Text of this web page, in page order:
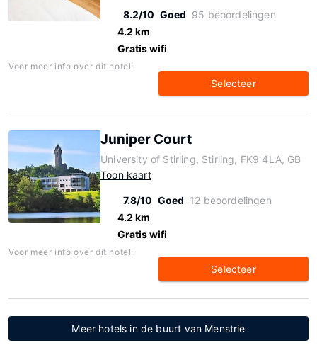
8.2/10 Goed 95 beoordelingen
4.2 km
Gratis wifi
Voor meer info over dit hotel:
Selecteer
Juniper Court
University of Stirling, Stirling, FK9 4LA, GB
Toon kaart
7.8/10 Goed 12 beoordelingen
4.2 km
Gratis wifi
Voor meer info over dit hotel:
Selecteer
Meer hotels in de buurt van Menstrie